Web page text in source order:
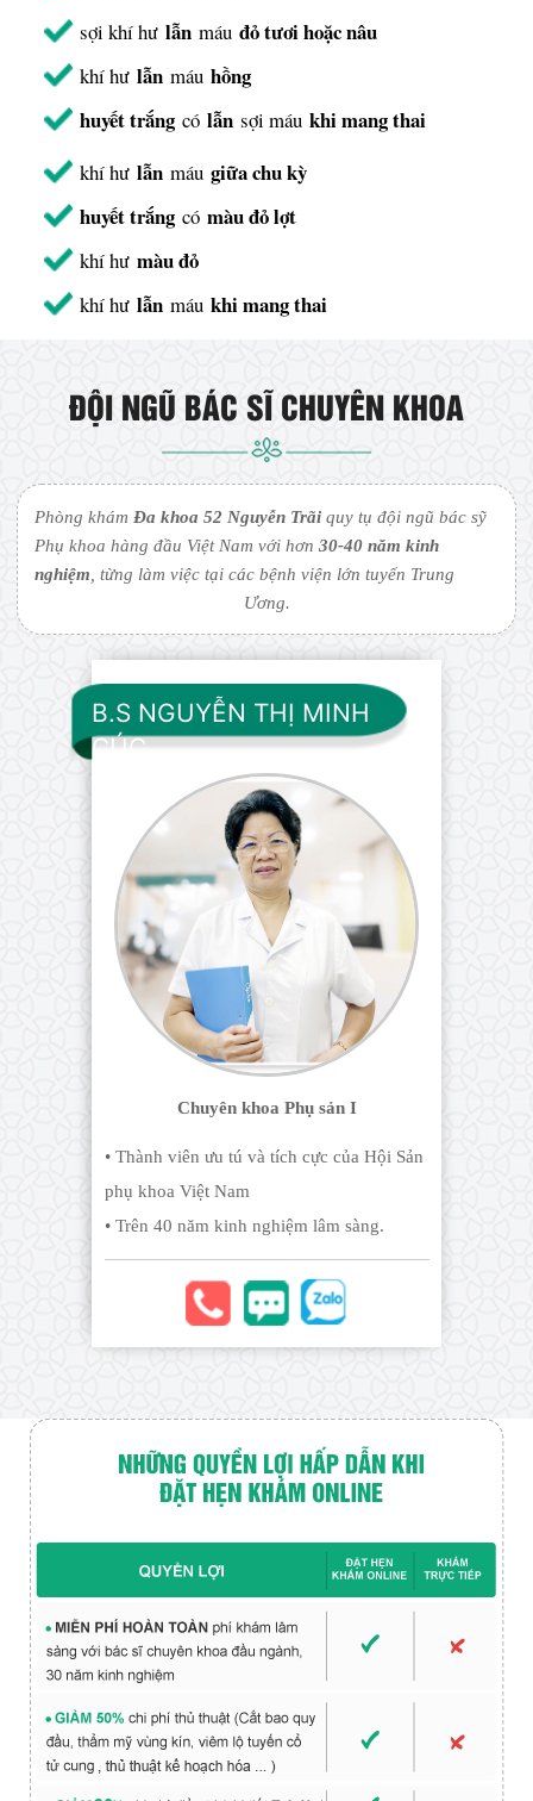
sợi khí hưlẫn máuđỏ tươi hoặc nâu
khí hưlẫn máuhồng
huyết trắng cólẫn sợi máukhi mang thai
khí hưlẫn máugiữa chu kỳ
huyết trắng cómàu đỏ lợt
khí hưmàu đỏ
khí hưlẫn máukhi mang thai
ĐỘI NGŨ BÁC SĨ CHUYÊN KHOA
Phòng khámĐa khoa 52 Nguyễn Trãi quy tụ đội ngũ bác sỹ
Phụ khoa hàng đầu Việt Nam với hơn30-40 năm kinh
nghiệm , từng làm việc tại các bệnh viện lớn tuyến Trung
Ương.
B.S NGUYỄN THỊ MINH
CÚC
Chuyên khoa Phụ sản I
• Thành viên ưu tú và tích cực của Hội Sản
phụ khoa Việt Nam
• Trên 40 năm kinh nghiệm lâm sàng.